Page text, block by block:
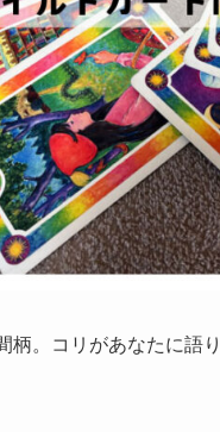
柄。コリがあなたに語